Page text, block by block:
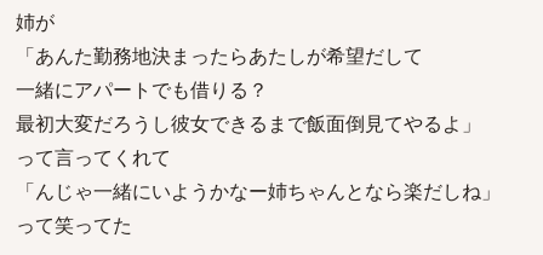
姉が
「あんた勤務地決まったらあたしが希望だして
一緒にアパートでも借りる？
最初大変だろうし彼女できるまで飯面倒見てやるよ」
って言ってくれて
「んじゃ一緒にいようかなー姉ちゃんとなら楽だしね」
って笑ってた